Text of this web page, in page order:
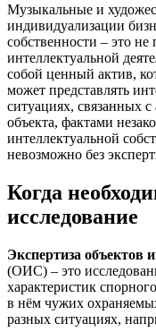
Музыкальные и
индивидуализации
собственности – это не
интеллектуальной
собой ценный актив,
может представлять
ситуациях, связанных
объекта, фактами
интеллектуальной
невозможно без
Когда
исследование
Экспертиза объектов
(ОИС) – это
характеристик
в нём чужих
разных ситуациях,